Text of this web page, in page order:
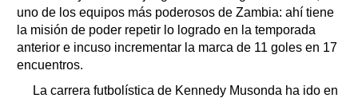
uno de los equipos más poderosos de Zambia: ahí tiene
la misión de poder repetir lo logrado en la temporada
anterior e incuso incrementar la marca de 11 goles en 17
encuentros.
La carrera futbolística de Kennedy Musonda ha ido en